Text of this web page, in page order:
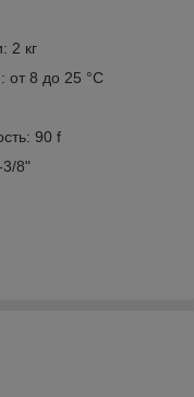
2 кг
от 8 до 25 °С
90 f
3/8"